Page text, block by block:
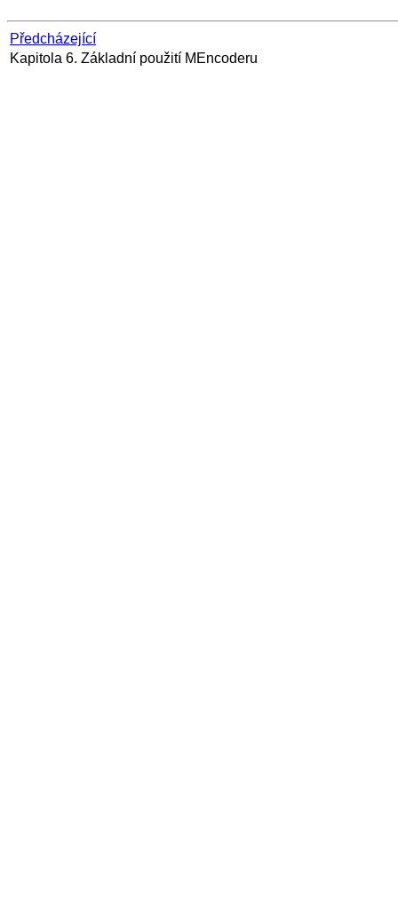
Předcházející
Kapitola 6. Základní použití MEncoderu